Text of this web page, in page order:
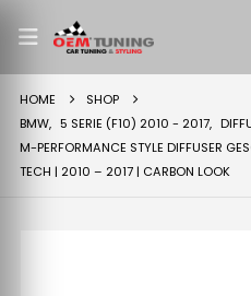
HOME
SHOP
BMW, 5 SERIE (F10) 2010 - 2017,
M-PERFORMANCE STYLE DIFFUSER
TECH | 2010 – 2017 | CARBON LOOK